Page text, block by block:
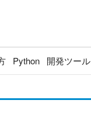
Python 開発ツール